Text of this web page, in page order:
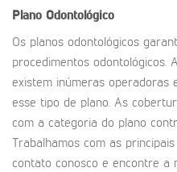
Plano Odontológico
Os planos odontológicos
procedimentos odontológicos.
existem inúmeras operadoras
esse tipo de plano. As
com a categoria do plano
Trabalhamos com as
contato conosco e encontre a